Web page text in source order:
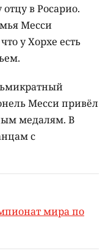
в Росарио.
Месси
у Хорхе есть
Месси привёл
медалям. В
с
мира по